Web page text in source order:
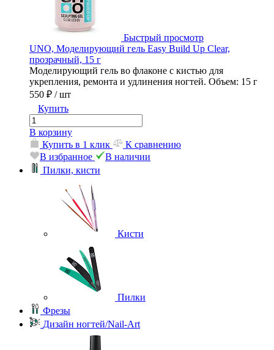
Быстрый просмотр
UNO, Моделирующий гель Easy Build Up Clear,
прозрачный, 15 г
Моделирующий гель во флаконе с кистью для
укрепления, ремонта и удлинения ногтей. Объем: 15 г
550 ₽ / шт
Купить
В корзину
Купить в 1 клик
К сравнению
В избранное
В наличии
Пилки, кисти
Кисти
Пилки
Фрезы
Дизайн ногтей/Nail-Art